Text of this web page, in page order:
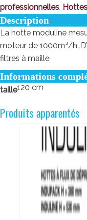
professionnelles,
Description
La hotte moduline
moteur de 1000m³/h
filtres à maille
Informations
taille120 cm
Produits apparentés